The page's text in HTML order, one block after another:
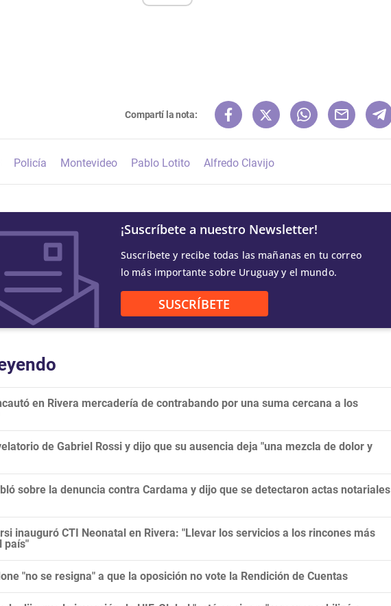
Compartí la nota:
Policía Montevideo Pablo Lotito Alfredo Clavijo
¡Suscríbete a nuestro Newsletter!
Suscríbete y recibe todas las mañanas en tu correo
lo más importante sobre Uruguay y el mundo.
SUSCRÍBETE
en Rivera mercadería de contrabando por una suma cercana a los
de Gabriel Rossi y dijo que su ausencia deja "una mezcla de dolor y
sobre la denuncia contra Cardama y dijo que se detectaron actas notariales
inauguró CTI Neonatal en Rivera: "Llevar los servicios a los rincones más
país"
"no se resigna" a que la oposición no vote la Rendición de Cuentas